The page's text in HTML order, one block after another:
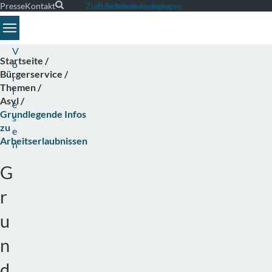
Zum Inhalt springen
Zum Seitenende springen
PresseKontakt
Toggle navigation
Startseite
Bürgerservice
Themen
Asyl
Grundlegende Infos
zu
Arbeitserlaubnissen
V
o
r
l
e
s
e
n
G
r
u
n